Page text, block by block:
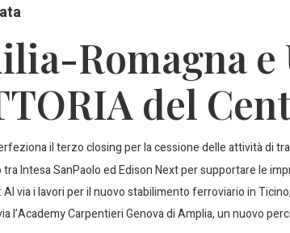
Romagna
del
il terzo closing per la cessione delle attività di
Intesa SanPaolo ed Edison Next per supportare le
Al via i lavori per il nuovo stabilimento ferroviario in
l’Academy Carpentieri Genova di Amplia, un nuovo